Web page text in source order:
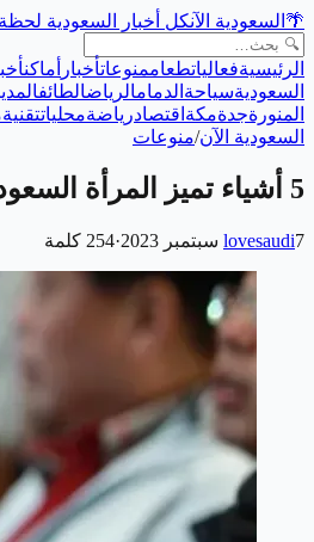
🌴 السعودية الآنكل أخبار السعودية
الرئيسيةفعالياتطعاممنوعاتأخبار أماكن
السعوديةسياحة الدمامالرياضالطائف
المنورةجدةمكة اقتصادرياضةمحلياتتقنية
السعودية الآن/منوعات
5 أشياء تميز المرأة السعودية عن نساء العالم
lovesaudi7 سبتمبر 2023 ·
254 كلمة